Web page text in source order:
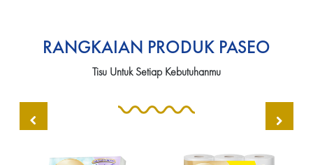
RANGKAIAN PRODUK PASEO
Tisu Untuk Setiap Kebutuhanmu